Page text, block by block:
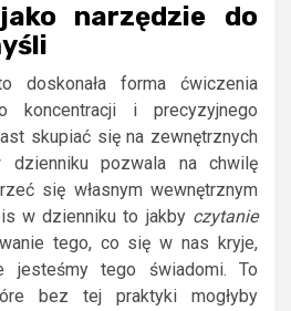
narzędzie do
doskonała forma ćwiczenia
koncentracji i precyzyjnego
skupiać się na zewnętrznych
dzienniku pozwala na chwilę
się własnym wewnętrznym
w dzienniku to jakby czytanie
tego, co się w nas kryje,
jesteśmy tego świadomi. To
bez tej praktyki mogłyby